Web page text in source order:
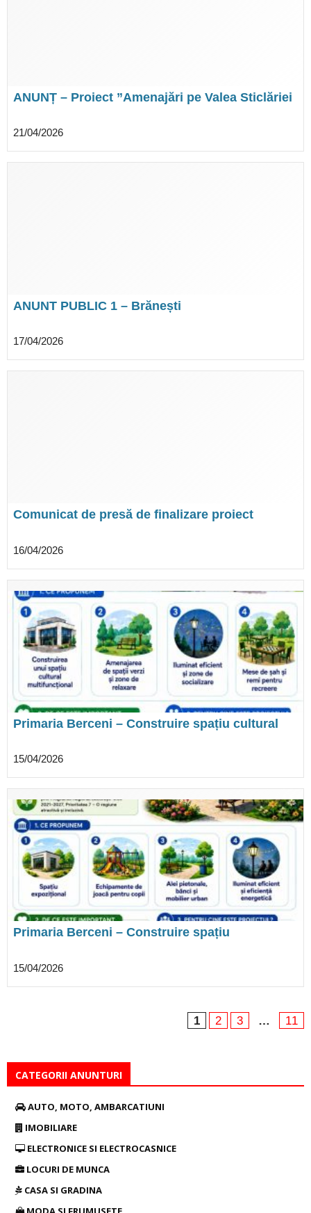
ANUNȚ – Proiect ”Amenajări pe Valea Sticlăriei
21/04/2026
ANUNT PUBLIC 1 – Brănești
17/04/2026
Comunicat de presă de finalizare proiect
reformată!” – Otopeni
16/04/2026
Primaria Berceni – Construire spațiu cultural
15/04/2026
Primaria Berceni – Construire spațiu
15/04/2026
1 2 3 11
CATEGORII ANUNTURI
AUTO, MOTO, AMBARCATIUNI
IMOBILIARE
ELECTRONICE SI ELECTROCASNICE
LOCURI DE MUNCA
CASA SI GRADINA